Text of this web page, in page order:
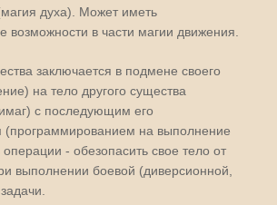
духа). Может иметь
возможности в части магии движения.
заключается в подмене своего
на тело другого существа
с последующим его
(программированием на выполнение
- обезопасить свое тело от
выполнении боевой (диверсионной,